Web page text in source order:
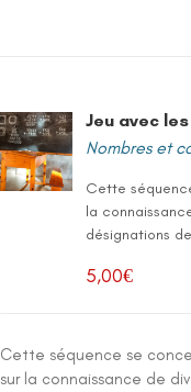
Jeu avec
Nombres et
Cette
la
désignations
5,00€
Cette séquence se
sur la connaissance de